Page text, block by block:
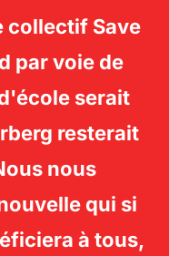
collectif Save
par voie de
serait
resterait
nous
qui si
à tous,
Rechercher :